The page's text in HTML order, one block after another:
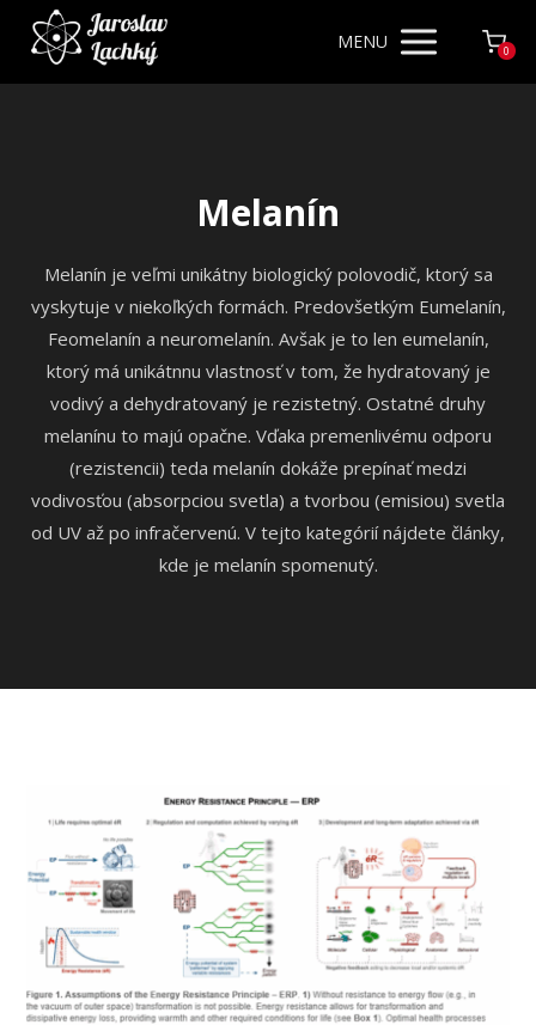
MENU 0
Melanín
Melanín je veľmi unikátny biologický polovodič, ktorý sa
vyskytuje v niekoľkých formách. Predovšetkým Eumelanín,
Feomelanín a neuromelanín. Avšak je to len eumelanín,
ktorý má unikátnnu vlastnosť v tom, že hydratovaný je
vodivý a dehydratovaný je rezistetný. Ostatné druhy
melanínu to majú opačne. Vďaka premenlivému odporu
(rezistencii) teda melanín dokáže prepínať medzi
vodivosťou (absorpciou svetla) a tvorbou (emisiou) svetla
od UV až po infračervenú. V tejto kategórií nájdete články,
kde je melanín spomenutý.